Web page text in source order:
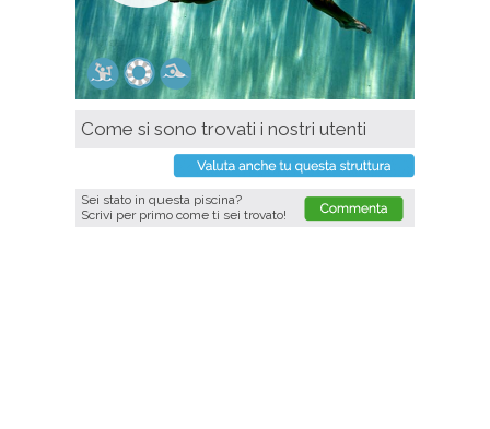
Come si sono trovati i nostri utenti
Sei stato in questa piscina?
Scrivi per primo come ti sei trovato!